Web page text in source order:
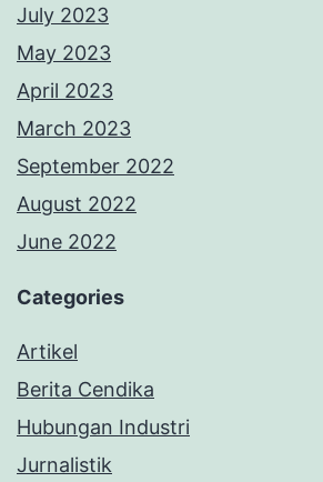
July 2023
May 2023
April 2023
March 2023
September 2022
August 2022
June 2022
Categories
Artikel
Berita Cendika
Hubungan Industri
Jurnalistik